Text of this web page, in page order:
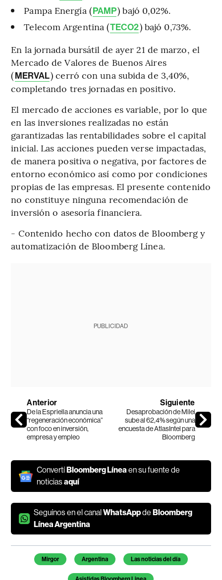
Pampa Energía (PAMP) bajó 0,02%.
Telecom Argentina (TECO2) bajó 0,73%.
En la jornada bursátil de ayer 21 de marzo, el
Mercado de Valores de Buenos Aires
(MERVAL) cerró con una subida de 3,40%,
completando tres jornadas en positivo.
El mercado de acciones es variable, por lo que
en las inversiones realizadas no están
garantizadas las rentabilidades sobre el capital
inicial. Las acciones pueden verse impactadas,
de manera positiva o negativa, por factores de
entorno económico así como por condiciones
propias de las empresas. El presente contenido
no constituye ninguna recomendación de
inversión o asesoría financiera.
- Contenido hecho con datos de Bloomberg y
automatización de Bloomberg Línea.
PUBLICIDAD
Anterior
De la Espriella anuncia una
“regeneración económica”
con foco en inversión,
empresa y empleo
Siguiente
Desaprobación de Milei
sube al 62,4% según una
encuesta de AtlasIntel para
Bloomberg
Convertí Bloomberg Líneaen su fuente de
noticiasaquí
Seguínos en el canalWhatsAppde Bloomberg
Línea Argentina
Temas de este artículo
Mirgor Argentina Las noticias del día